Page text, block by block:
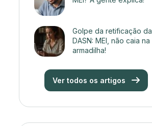
Golpe da retificação da
DASN: MEI, não caia na
armadilha!
Ver todos os artigos